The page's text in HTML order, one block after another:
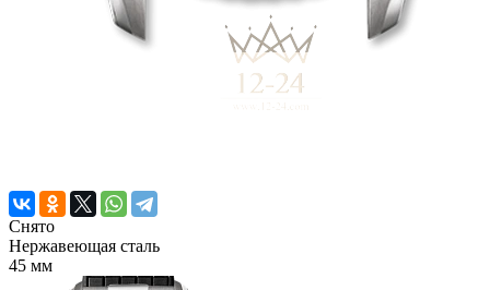
Снято
Нержавеющая сталь
45 мм